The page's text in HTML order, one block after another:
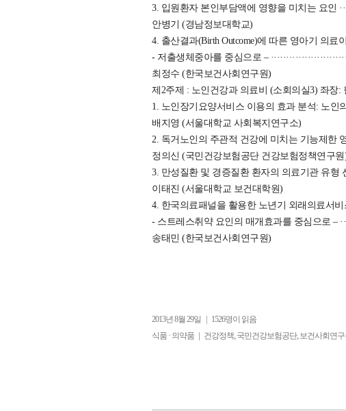
3. 입원환자 본인부담액에 영향을 미치는 요인
안병기 (경남정보대학교)
4. 출산결과(Birth Outcome)에 따른 영아기 의료
- 저출생체중아를 중심으로 –
최정수 (한국보건사회연구원)
제2주제 : 노인건강과 의료비 (소회의실3) 좌장:
1. 노인장기요양서비스 이용의 효과 분석: 노인
배지영 (서울대학교 사회복지연구소)
2. 독거노인의 주관적 건강에 미치는 기능제한 영향분석
정의신 (국민건강보험공단 건강보험정책연구원
3. 만성질환 및 경증질환 환자의 의료기관 유형 선
이태진 (서울대학교 보건대학원)
4. 한국의료패널을 활용한 노년기 외래의료서
- 스트레스취약 요인의 매개효과를 중심으로 –
송태민 (한국보건사회연구원)
2013년 8월 29일
1526명이 읽음
식품 · 의약품 | 건강정책,국민건강보험공단,보건사회연구